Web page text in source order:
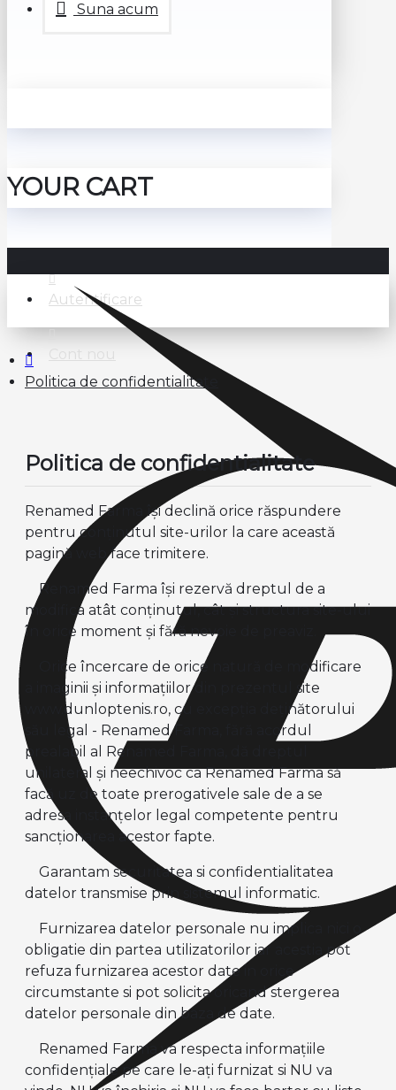
Suna acum
YOUR CART
Autentificare
Politica de confidentialitate
Politica de confidentialitate
Renamed Farma îşi declină orice răspundere
pentru conţinutul site-urilor la care această
pagină web face trimitere.
Renamed Farma îşi rezervă dreptul de a
modifica atât conţinutul, cât şi structura site-ului
în orice moment şi fără nevoie de preaviz.
Orice încercare de orice natură de modificare
a imaginii şi informaţiilor din prezentul site
www.dunloptenis.ro, cu excepţia deţinătorului
său legal - Renamed Farma, fără acordul
prealabil al Renamed Farma, dă dreptul
unilateral şi neechivoc ca Renamed Farma să
facă uz de toate prerogativele sale de a se
adresa instanţelor legal competente pentru
sancţionarea acestor fapte.
Garantam securitatea si confidentialitatea
datelor transmise prin sistemul informatic.
Furnizarea datelor personale nu implica nici o
obligatie din partea utilizatorilor iar acestia pot
refuza furnizarea acestor date in orice
circumstante si pot solicita oricand stergerea
datelor personale din baza de date.
Renamed Farma va respecta informaţiile
confidenţiale pe care le-aţi furnizat si NU va